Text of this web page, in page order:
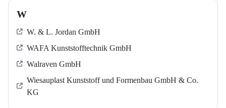
W
W. & L. Jordan GmbH
WAFA Kunststofftechnik GmbH
Walraven GmbH
Wiesauplast Kunststoff und Formenbau GmbH & Co.
KG